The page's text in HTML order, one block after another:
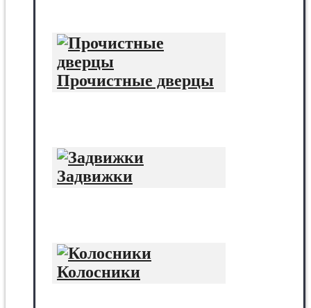
Прочистные дверцы
Задвижки
Колосники